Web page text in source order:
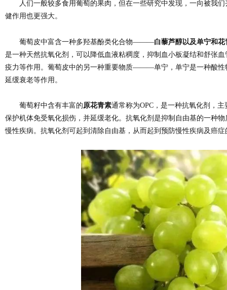
人们一般较多食用葡萄的果肉，但在一些研究中发现，一向被我们
健作用也更强大。
葡萄皮中富含一种多羟基酚类化合物———白藜芦醇以及单宁和花
是一种天然抗氧化剂，可以降低血液粘稠度，抑制血小板凝结和舒张
疫力等作用。葡萄皮中的另一种重要物质———单宁，单宁是一种酸性
延缓衰老等作用。
葡萄籽中含有丰富的原花青素通常称为OPC，是一种抗氧化剂，
保护机体免受氧化损伤，并延缓老化。抗氧化剂是抑制自由基的一种
慢性疾病。抗氧化剂可起到清除自由基，从而起到预防慢性疾病及癌症